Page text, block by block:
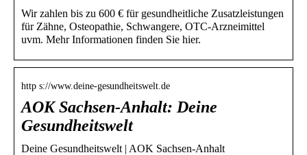
Wir zahlen bis zu 600 € für gesundheitliche Zusatzleistungen
für Zähne, Osteopathie, Schwangere, OTC-Arzneimittel
uvm. Mehr Informationen finden Sie hier.
http s://www.deine-gesundheitswelt.de
AOK Sachsen-Anhalt: Deine
Gesundheitswelt
Deine Gesundheitswelt | AOK Sachsen-Anhalt